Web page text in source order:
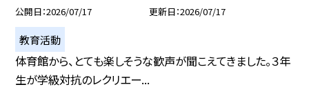
公開日 2026/07/17 更新日 2026/07/17
教育活動
体育館から、とても楽しそうな歓声が聞こえてきました。３年
生が学級対抗のレクリエー...